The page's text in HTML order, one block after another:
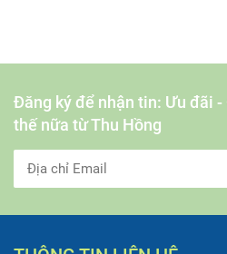
Đăng ký để nhận tin: Ưu đãi -
thế nữa từ Thu Hồng